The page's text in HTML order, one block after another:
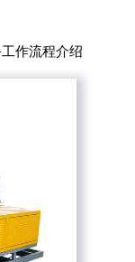
作流程介绍